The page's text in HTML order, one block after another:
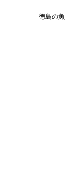
徳島の魚